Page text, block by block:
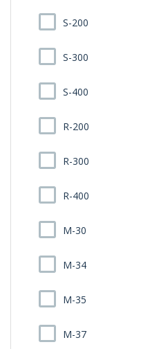
S-200
S-300
S-400
R-200
R-300
R-400
M-30
M-34
M-35
M-37